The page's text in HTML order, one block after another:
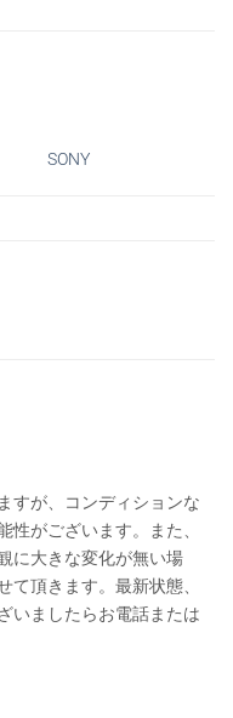
SONY
すが、コンディションな
性がございます。また、
に大きな変化が無い場
頂きます。最新状態、
いましたらお電話または